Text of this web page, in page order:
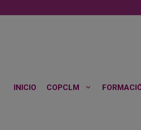
al
INICIO COPCLM